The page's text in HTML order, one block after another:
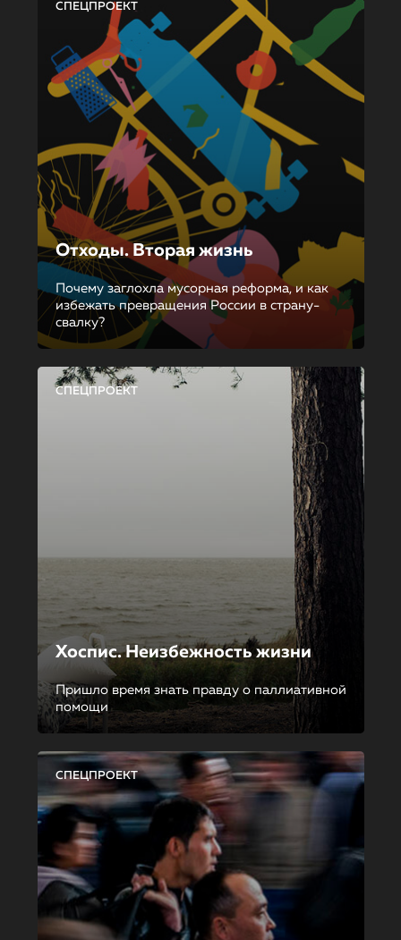
СПЕЦПРОЕКТ
Отходы. Вторая жизнь
Почему заглохла мусорная реформа, и как
избежать превращения России в страну-
свалку?
СПЕЦПРОЕКТ
Хоспис. Неизбежность жизни
Пришло время знать правду о паллиативной
помощи
СПЕЦПРОЕКТ